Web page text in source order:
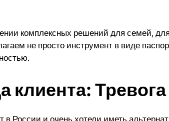
комплексных решений для семей,
не просто инструмент в виде
клиента:
в России и очень хотели иметь